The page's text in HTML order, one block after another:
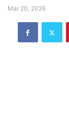
Mar 20, 2026